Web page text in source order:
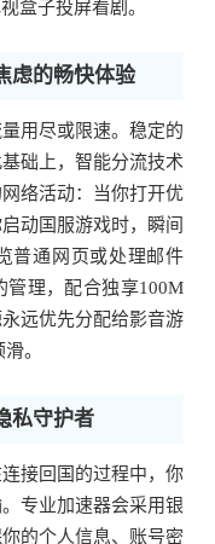
盒子投屏看剧。
虑的畅快体验
用尽或限速。稳定的
础上，智能分流技术
络活动：当你打开优
动国服游戏时，瞬间
普通网页或处理邮件
管理，配合独享100M
远优先分配给影音游
。
私守护者
接回国的过程中，你
专业加速器会采用银
的个人信息、账号密